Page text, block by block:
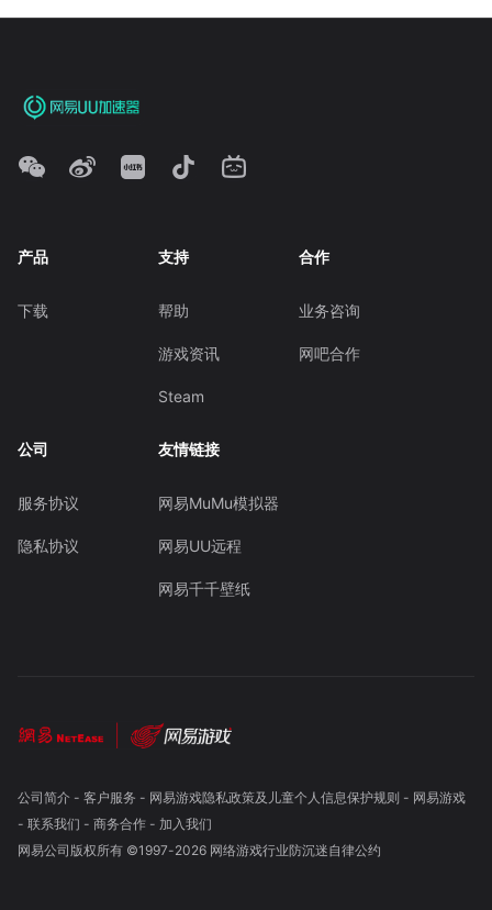
产品
下载
支持
帮助
游戏资讯
Steam
合作
业务咨询
网吧合作
公司
服务协议
隐私协议
友情链接
网易MuMu模拟器
网易UU远程
网易千千壁纸
公司简介- 客户服务 - 网易游戏隐私政策及儿童个人信息保护规则 - 网易游戏
- 联系我们 - 商务合作- 加入我们
网易公司版权所有 ©1997-2026 网络游戏行业防沉迷自律公约